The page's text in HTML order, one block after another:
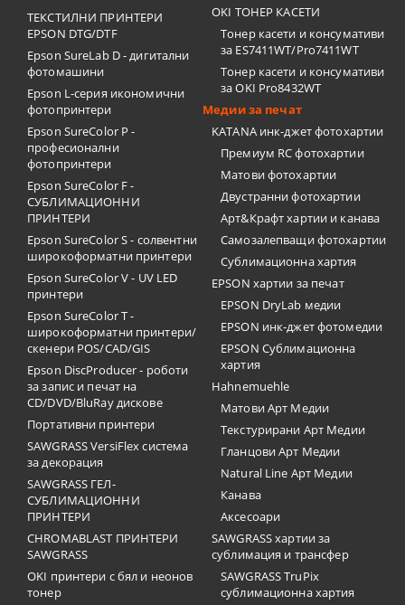
ТЕКСТИЛНИ ПРИНТЕРИ
EPSON DTG/DTF
Epson SureLab D - дигитални
фотомашини
Epson L-серия икономични
фотопринтери
Epson SureColor P -
професионални
фотопринтери
Epson SureColor F -
СУБЛИМАЦИОННИ
ПРИНТЕРИ
Epson SureColor S - солвентни
широкоформатни принтери
Epson SureColor V - UV LED
принтери
Epson SureColor T -
широкоформатни принтери/
скенери POS/CAD/GIS
Epson DiscProducer - роботи
за запис и печат на
CD/DVD/BluRay дискове
Портативни принтери
SAWGRASS VersiFlex система
за декорация
SAWGRASS ГЕЛ-
СУБЛИМАЦИОННИ
ПРИНТЕРИ
CHROMABLAST ПРИНТЕРИ
SAWGRASS
OKI принтери с бял и неонов
тонер
OKI ТОНЕР КАСЕТИ
Тонер касети и консумативи
за ES7411WT/Pro7411WT
Тонер касети и консумативи
за OKI Pro8432WT
Медии за печат
KATANA инк-джет фотохартии
Премиум RC фотохартии
Матови фотохартии
Двустранни фотохартии
Арт&Крафт хартии и канава
Самозалепващи фотохартии
Сублимационна хартия
EPSON хартии за печат
EPSON DryLab медии
EPSON инк-джет фотомедии
EPSON Сублимационна
хартия
Hahnemuehle
Матови Арт Медии
Текстурирани Арт Медии
Гланцови Арт Медии
Natural Line Арт Медии
Канава
Аксесоари
SAWGRASS хартии за
сублимация и трансфер
SAWGRASS TruPix
сублимационна хартия